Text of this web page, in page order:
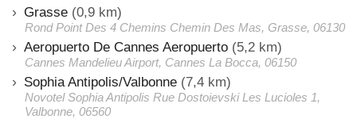
Grasse (0,9 km)
Rond Point Des 4 Chemins Chemin Des Mas, Grasse, 06130
Aeropuerto De Cannes Aeropuerto (5,2 km)
Cannes Mandelieu Airport, Cannes La Bocca, 06150
Sophia Antipolis/Valbonne (7,4 km)
Novotel Sophia Antipolis Rue Dostoievski Les Lucioles 1,
Valbonne, 06560